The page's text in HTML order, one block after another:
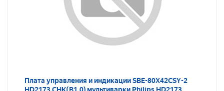
Плата управления и индикации SBE-80X42CSY-2